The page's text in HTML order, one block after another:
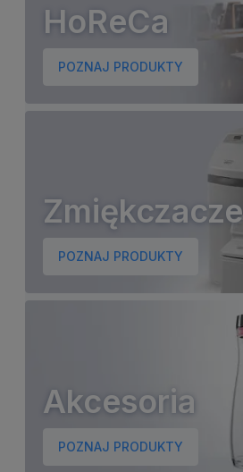
HoReCa
POZNAJ PRODUKTY
Zmiękczacze
POZNAJ PRODUKTY
Akcesoria
POZNAJ PRODUKTY